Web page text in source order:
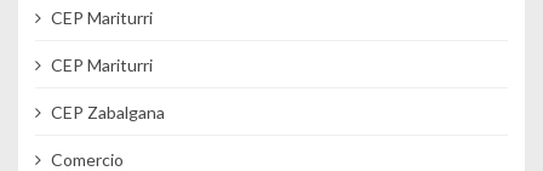
CEP Mariturri
CEP Mariturri
CEP Zabalgana
Comercio